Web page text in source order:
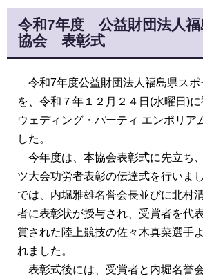
令和7年度 公益財団法人福
協会 表彰式
令和7年度公益財団法人福島県スポ
を、令和７年１２月２４日(水曜日)
ウェディング・パーティ エンポリア
した。
今年度は、本協会表彰式に先立ち
ツ大会功労者表彰の伝達式を行いま
では、内堀雅雄名誉会長並びに北村
者に表彰状が授与され、受賞者を代
賞された陸上競技の佐々木真菜選手
れました。
表彰式後には、受賞者と内堀名誉